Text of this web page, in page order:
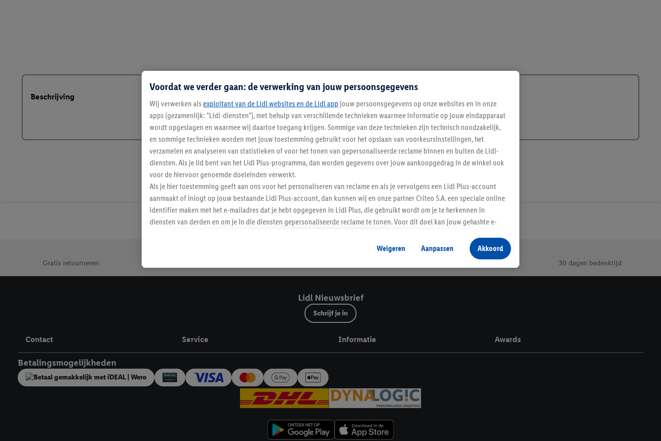
Beschrijving
Lidl Nieuwsbrief
Gratis retourneren 30 dagen bedenktijd
Lidl Nieuwsbrief
Schrijf je in
Contact Service Informatie Awards
Betalingsmogelijkheden
Voordat we verder gaan: de verwerking van jouw persoonsgegevens
Wij verwerken als exploitant van de Lidl websites en de Lidl app jouw persoonsgegevens op onze websites en in onze
apps (gezamenlijk: "Lidl-diensten"), met behulp van verschillende technieken waarmee informatie op jouw eindapparaat
wordt opgeslagen en waarmee wij daartoe toegang krijgen. Sommige van deze technieken zijn technisch noodzakelijk,
en sommige technieken worden met jouw toestemming gebruikt voor het opslaan van voorkeursinstellingen, het
verzamelen en analyseren van statistieken of voor het tonen van gepersonaliseerde reclame binnen en buiten de Lidl-
diensten. Als je lid bent van het Lidl Plus-programma, dan worden gegevens over jouw aankoopgedrag in de winkel ook
voor de hiervoor genoemde doeleinden verwerkt.
Als je hier toestemming geeft aan ons voor het personaliseren van reclame en als je vervolgens een Lidl Plus-account
aanmaakt of inlogt op jouw bestaande Lidl Plus-account, dan kunnen wij en onze partner Criteo S.A. een speciale online
identifier maken met het e-mailadres dat je hebt opgegeven in Lidl Plus, die gebruikt wordt om je te herkennen in
diensten van derden en om je in die diensten gepersonaliseerde reclame te tonen. Voor dit doel kan jouw gehashte e-
Als je hiervoor toestemming geeft, dan kunnen retargeting advertenties worden weergegeven voor producten waarin je
eerder interesse hebt getoond (bijvoorbeeld door het product in een winkelmandje van een online winkel te plaatsen
Lidl-diensten worden weergegeven, als verschillende eindapparaten en Lidl-diensten, met behulp van jouw gehashte e-
mailadres en met eventuele andere identifiers of met identifiers waarover Criteo S.A. beschikt, aan jou kunnen worden
verwerkingsdoeleinden je instemt. Verder kan je er meer informatie vinden over de gegevensverwerking.
Door te klikken op "Weigeren", kies je voor de optie dat er enkel technisch noodzakelijke cookies en vergelijkbare
Door op "Akkoord" te klikken, stem je in met alle verwerkingen voor alle bovengenoemde doeleinden. Meer informatie,
inclusief over de opslagperiode van de gegevens en je recht om jouw toestemming op elk gewenst moment in te
privacyverklaring.Je vindt de impressum voor de Lidl website hier.Klik
over de cookies die wij inzetten.
Weigeren Aanpassen Akkoord